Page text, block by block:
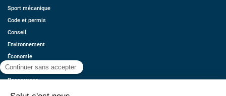
Sport mécanique
Code et permis
Conseil
Environnement
Économie
Offres d’emplois
Ressources